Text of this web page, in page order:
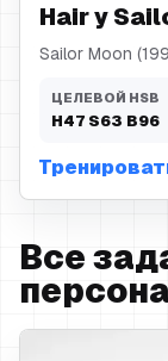
Hair у
Sailor Moon
ЦЕЛЕВОЙ HSB
H47 S63 B96
Все